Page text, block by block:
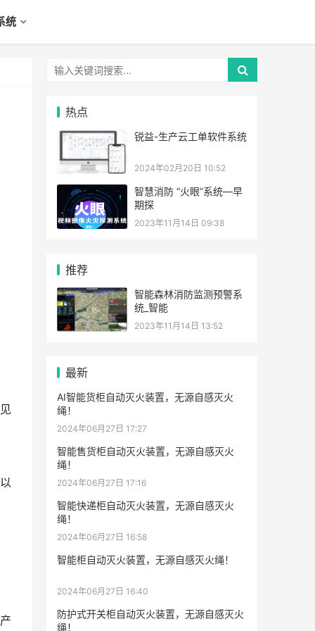
统
热点
锐益-生产云工单软件系统
2024年02月20日 10:52
智慧消防 “火眼”系统—早
期探
2023年11月14日 09:38
推荐
智能森林消防监测预警系
统_智能
2023年11月14日 13:52
最新
AI智能货柜自动灭火装置，无源自感灭火
绳！
2024年06月27日 17:27
智能售货柜自动灭火装置，无源自感灭火
绳！
2024年06月27日 17:16
智能快递柜自动灭火装置，无源自感灭火
绳！
2024年06月27日 16:58
智能柜自动灭火装置，无源自感灭火绳！
2024年06月27日 16:40
防护式开关柜自动灭火装置，无源自感灭火
绳！